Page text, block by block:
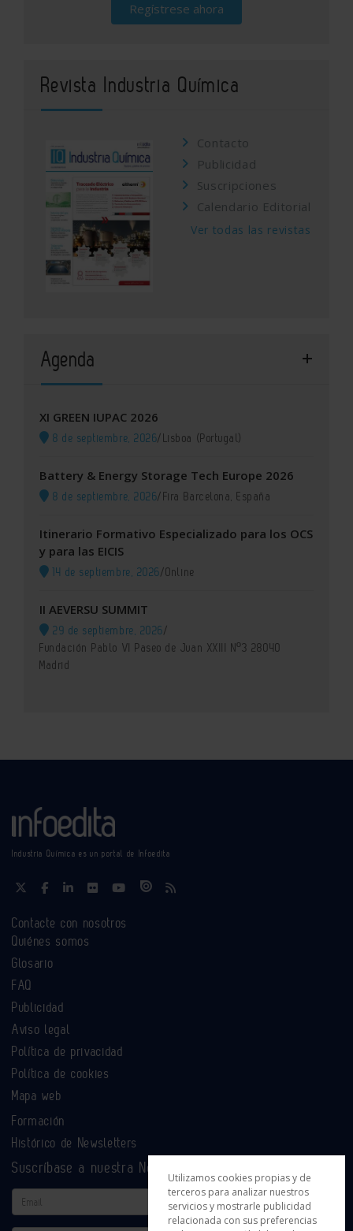
Regístrese ahora
Revista Industria Química
Contacto
Publicidad
Suscripciones
Calendario Editorial
Ver todas las revistas
Agenda
XI GREEN IUPAC 2026
8 de septiembre, 2026/Lisboa (Portugal)
Battery & Energy Storage Tech Europe 2026
8 de septiembre, 2026/Fira Barcelona, España
Itinerario Formativo Especializado para los OCS
y para las EICIS
14 de septiembre, 2026/Online
II AEVERSU SUMMIT
29 de septiembre, 2026/
Fundación Pablo VI Paseo de Juan XXIII Nº3 28040
Madrid
Industria Química es un portal de Infoedita
Contacte con nosotros
Quiénes somos
Glosario
FAQ
Publicidad
Aviso legal
Política de privacidad
Política de cookies
Mapa web
Formación
Histórico de Newsletters
Suscríbase a nuestra Newsletter
Email
Utilizamos cookies propias y de
terceros para analizar nuestros
servicios y mostrarle publicidad
relacionada con sus preferencias